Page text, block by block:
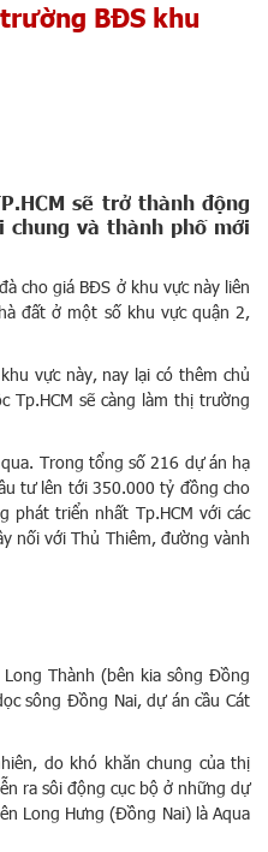
BĐS khu
sẽ trở thành động
chung và thành phố mới
cho giá BĐS ở khu vực này liên
đất ở một số khu vực quận 2,
vực này, nay lại có thêm chủ
sẽ càng làm thị trường
Trong tổng số 216 dự án hạ
tư lên tới 350.000 tỷ đồng cho
phát triển nhất Tp.HCM với các
nối với Thủ Thiêm, đường vành
Thành (bên kia sông Đồng
sông Đồng Nai, dự án cầu Cát
do khó khăn chung của thị
ra sôi động cục bộ ở những dự
Long Hưng (Đồng Nai) là Aqua